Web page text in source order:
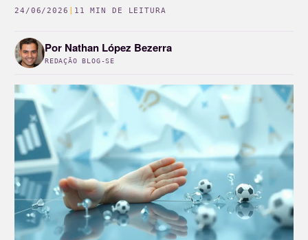
24/06/2026 11 MIN DE LEITURA
Por Nathan López Bezerra
REDAÇÃO BLOG-SE